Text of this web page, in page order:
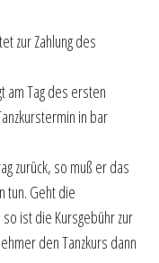
zur Zahlung des
am Tag des ersten
in bar
zurück, so muß er das
tun. Geht die
ist die Kursgebühr zur
den Tanzkurs dann